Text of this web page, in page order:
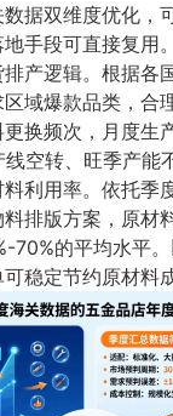
据双维度优化，
手段可直接复用。
产逻辑。根据各
域爆款品类，合
换频次，月度生
空转、旺季产能
利用率。依托季
排版方案，原材
70%的平均水平
稳定节约原材料